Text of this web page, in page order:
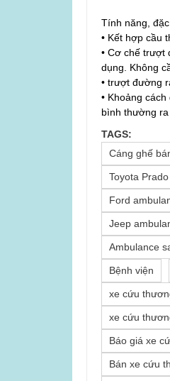
Tính năng,
• Kết hợp cầu
• Cơ chế trượt
dụng. Không
• trượt đường
• Khoảng
bình thường
TAGS:
Cáng ghế
Toyota
Ford
Jeep
Ambulance
Bệnh viện
xe cứu
xe cứu
Báo giá xe
Bán xe cứu